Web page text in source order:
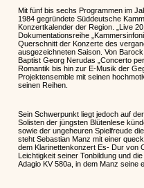
Mit fünf bis sechs Programmen im
1984 gegründete Süddeutsche
Konzertkalender der Region. „Live
Dokumentationsreihe
Querschnitt der Konzerte des
ausgezeichneten Saison. Von
Baptist Georg Nerudas „Concerto
Romantik bis hin zur E-Musik der
Projektensemble mit seinen
seinen Reihen.
Sein Schwerpunkt liegt jedoch auf
Solisten der jüngsten Blütenlese
sowie der ungeheuren Spielfreude
steht Sebastian Manz mit einer
dem Klarinettenkonzert Es- Dur von
Leichtigkeit seiner Tonbildung und
Adagio KV 580a, in dem Manz seine